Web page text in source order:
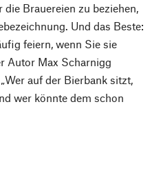
Brauereien zu beziehen,
Und das Beste:
feiern, wenn Sie sie
Autor Max Scharnigg
auf der Bierbank sitzt,
wer könnte dem schon